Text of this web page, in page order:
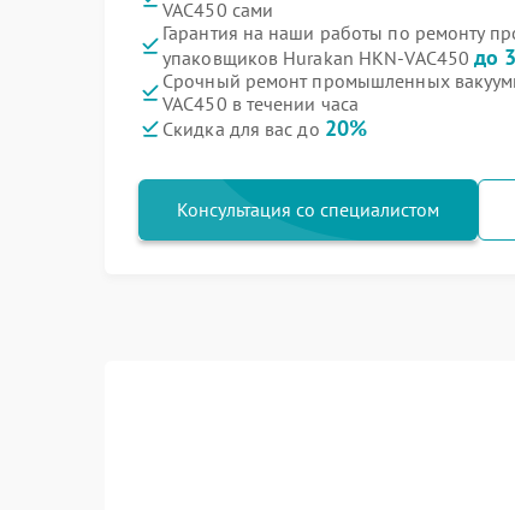
VAC450 сами
Гарантия на наши работы по ремонту
упаковщиков Hurakan HKN-VAC450до
Срочный ремонт промышленных
VAC450 в течении часа
Скидка для вас до 20%
Консультация со специалистом